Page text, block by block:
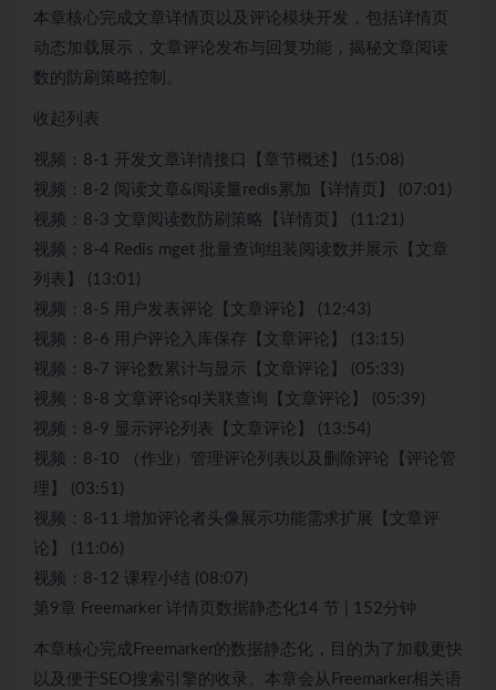
本章核心完成文章详情页以及评论模块开发，包括详情页
动态加载展示，文章评论发布与回复功能，揭秘文章阅读
数的防刷策略控制。
收起列表
视频：8-1 开发文章详情接口【章节概述】 (15:08)
视频：8-2 阅读文章&阅读量redis累加【详情页】 (07:01)
视频：8-3 文章阅读数防刷策略【详情页】 (11:21)
视频：8-4 Redis mget 批量查询组装阅读数并展示【文章
列表】 (13:01)
视频：8-5 用户发表评论【文章评论】 (12:43)
视频：8-6 用户评论入库保存【文章评论】 (13:15)
视频：8-7 评论数累计与显示【文章评论】 (05:33)
视频：8-8 文章评论sql关联查询【文章评论】 (05:39)
视频：8-9 显示评论列表【文章评论】 (13:54)
视频：8-10 （作业）管理评论列表以及删除评论【评论管
理】 (03:51)
视频：8-11 增加评论者头像展示功能需求扩展【文章评
论】 (11:06)
视频：8-12 课程小结 (08:07)
第9章 Freemarker 详情页数据静态化14 节 | 152分钟
本章核心完成Freemarker的数据静态化，目的为了加载更快
以及便于SEO搜索引擎的收录。本章会从Freemarker相关语